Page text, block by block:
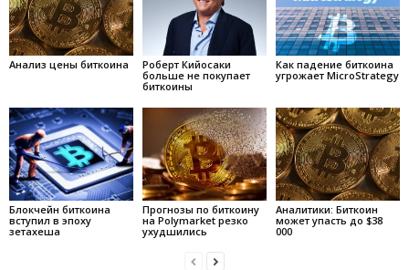
Анализ цены биткоина
Роберт Кийосаки
больше не покупает
биткоины
Как падение биткоина
угрожает MicroStrategy
Блокчейн биткоина
вступил в эпоху
зетахеша
Прогнозы по биткоину
на Polymarket резко
ухудшились
Аналитики: Биткоин
может упасть до $38
000